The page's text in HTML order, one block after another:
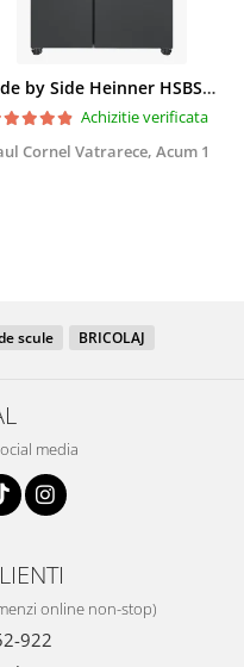
Side by Side Heinner HSBS-HM439NFINVDGWDE++, Total No Frost, Compresor Inverter, Dozator Apa, Display Touch LED, 439 L, Clasa E, Gri Antracit Texturat
Achizitie verificata
Cornel Vatrarece, Acum 1
scule BRICOLAJ
media
online non-stop)
922